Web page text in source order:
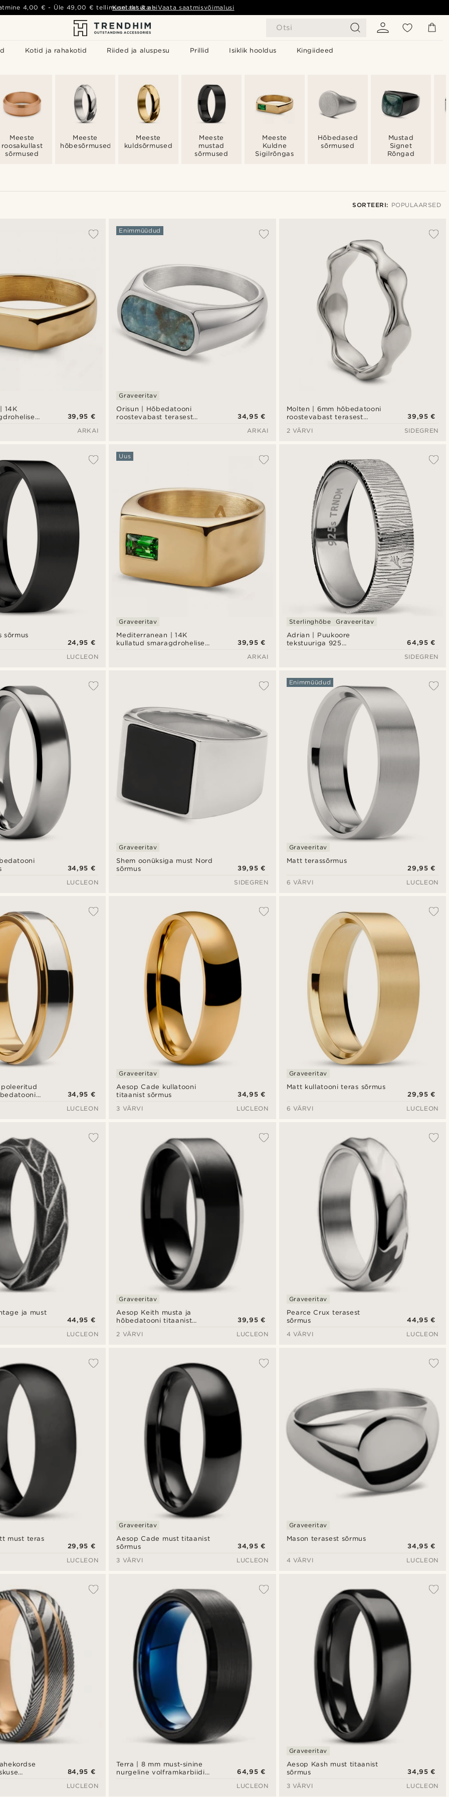
Otsi
Kotid ja rahakotid Riided ja aluspesu Prillid Isiklik hooldus Kingiideed
4,00 € - Üle 49,00 € tellimusel tasuta- Vaata saatmisvõimalusi
Kontakt & abi
Meeste
roosakullast
sõrmused
Meeste
hõbesõrmused
Meeste
kuldsõrmused
Meeste
mustad
sõrmused
Meeste
Kuldne
Sigilrõngas
Hõbedased
sõrmused
Mustad
Signet
Rõngad
SORTEERI: POPULAARSED
Uusim
Madala hind
Kõrgeim hind
14K
39,95 €
ARKAI
Orisun | Hõbedatooni
roostevabast terasest
Enimmüüdud
Graveeritav
34,95 €
ARKAI
Molten | 6mm hõbedatooni
roostevabast terasest
39,95 €
2 VÄRVI
SIDEGREN
sõrmus
24,95 €
LUCLEON
Mediterranean | 14K
kullatud smaragdrohelise
Uus
Graveeritav
39,95 €
ARKAI
Adrian | Puukoore
tekstuuriga 925
Sterlinghõbe Graveeritav
64,95 €
SIDEGREN
34,95 €
LUCLEON
Shem oonüksiga must Nord
sõrmus
Graveeritav
39,95 €
SIDEGREN
Matt terassõrmus
Enimmüüdud
Graveeritav
29,95 €
6 VÄRVI
LUCLEON
34,95 €
LUCLEON
Aesop Cade kullatooni
titaanist sõrmus
Graveeritav
34,95 €
3 VÄRVI
LUCLEON
Matt kullatooni teras sõrmus
Graveeritav
29,95 €
6 VÄRVI
LUCLEON
ja must
44,95 €
LUCLEON
Aesop Keith musta ja
hõbedatooni titaanist
Graveeritav
39,95 €
2 VÄRVI
LUCLEON
Pearce Crux terasest
sõrmus
Graveeritav
44,95 €
4 VÄRVI
LUCLEON
must teras
29,95 €
LUCLEON
Aesop Cade must titaanist
sõrmus
Graveeritav
34,95 €
3 VÄRVI
LUCLEON
Mason terasest sõrmus
Graveeritav
34,95 €
4 VÄRVI
LUCLEON
84,95 €
LUCLEON
Terra | 8 mm must-sinine
nurgeline volframkarbiidi
64,95 €
LUCLEON
Aesop Kash must titaanist
sõrmus
Graveeritav
34,95 €
3 VÄRVI
LUCLEON